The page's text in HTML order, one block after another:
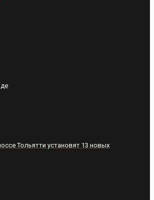
Тольятти установят 13 новых